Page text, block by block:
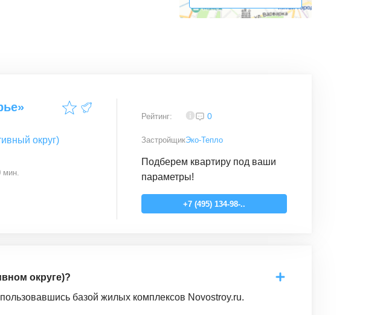
округ)
мин.
Рейтинг: 0
ЗастройщикЭко-Тепло
Подберем квартиру под ваши
параметры!
+7 (495) 134-98-..
округе)?
базой жилых комплексов Novostroy.ru.